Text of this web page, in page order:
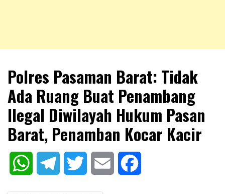
NKRIPOST
Polres Pasaman Barat: Tidak
Ada Ruang Buat Penambang
Ilegal Diwilayah Hukum Pasan
Barat, Penamban Kocar Kacir
WhatsAppTelegram Twitter Email